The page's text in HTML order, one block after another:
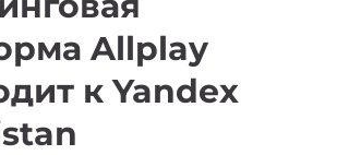
Allplay
к Yandex